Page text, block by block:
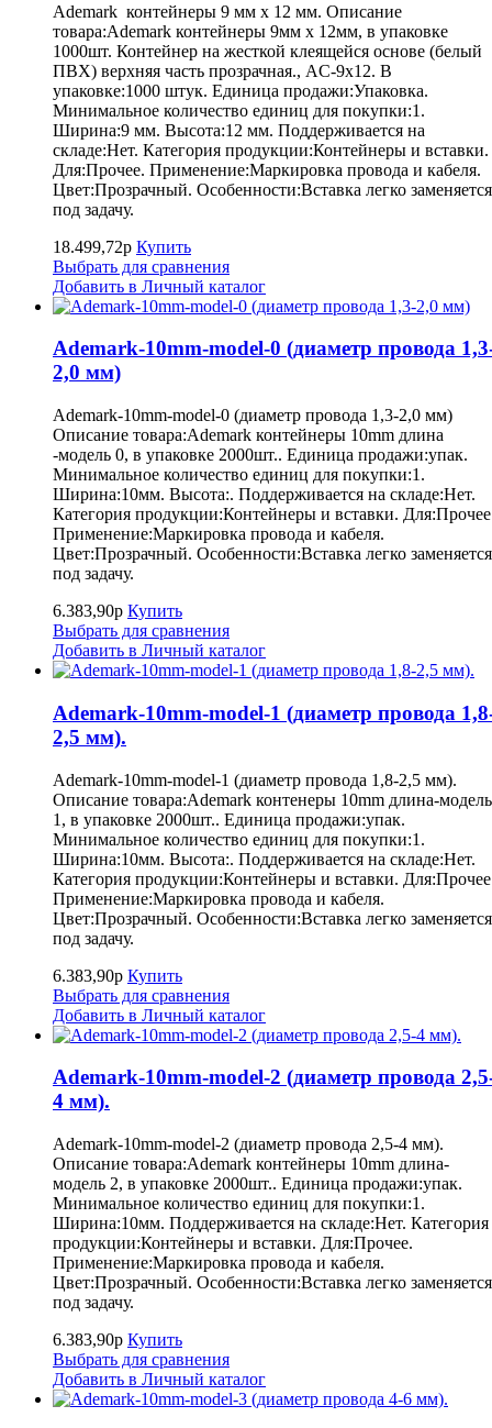
Ademark контейнеры 9 мм х 12 мм. Описание
товара:Ademark контейнеры 9мм х 12мм, в упаковке
1000шт. Контейнер на жесткой клеящейся основе (белый
ПВХ) верхняя часть прозрачная., AC-9x12. В
упаковке:1000 штук. Единица продажи:Упаковка.
Минимальное количество единиц для покупки:1.
Ширина:9 мм. Высота:12 мм. Поддерживается на
складе:Нет. Категория продукции:Контейнеры и вставки.
Для:Прочее. Применение:Маркировка провода и кабеля.
Цвет:Прозрачный. Особенности:Вставка легко заменяется
под задачу.
18.499,72р Купить
Выбрать для сравнения
Добавить в Личный каталог
Ademark-10mm-model-0 (диаметр провода
2,0 мм)
Ademark-10mm-model-0 (диаметр провода 1,3-2,0 мм)
Описание товара:Ademark контейнеры 10mm длина
-модель 0, в упаковке 2000шт.. Единица продажи:упак.
Минимальное количество единиц для покупки:1.
Ширина:10мм. Высота:. Поддерживается на складе:Нет.
Категория продукции:Контейнеры и вставки.
Применение:Маркировка провода и кабеля.
Цвет:Прозрачный. Особенности:Вставка легко заменяется
под задачу.
6.383,90р Купить
Выбрать для сравнения
Добавить в Личный каталог
Ademark-10mm-model-1 (диаметр провода
2,5 мм).
Ademark-10mm-model-1 (диаметр провода 1,8-2,5 мм).
Описание товара:Ademark контенеры 10mm длина-модель
1, в упаковке 2000шт.. Единица продажи:упак.
Минимальное количество единиц для покупки:1.
Ширина:10мм. Высота:. Поддерживается на складе:Нет.
Категория продукции:Контейнеры и вставки.
Применение:Маркировка провода и кабеля.
Цвет:Прозрачный. Особенности:Вставка легко заменяется
под задачу.
6.383,90р Купить
Выбрать для сравнения
Добавить в Личный каталог
Ademark-10mm-model-2 (диаметр провода
4 мм).
Ademark-10mm-model-2 (диаметр провода 2,5-4 мм).
Описание товара:Ademark контейнеры 10mm длина-
модель 2, в упаковке 2000шт.. Единица продажи:упак.
Минимальное количество единиц для покупки:1.
Ширина:10мм. Поддерживается на складе:Нет. Категория
продукции:Контейнеры и вставки. Для:Прочее.
Применение:Маркировка провода и кабеля.
Цвет:Прозрачный. Особенности:Вставка легко заменяется
под задачу.
6.383,90р Купить
Выбрать для сравнения
Добавить в Личный каталог